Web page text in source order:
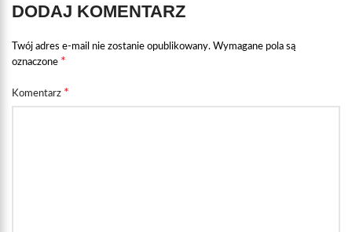
DODAJ KOMENTARZ
Twój adres e-mail nie zostanie opublikowany. Wymagane pola są
oznaczone *
Komentarz *